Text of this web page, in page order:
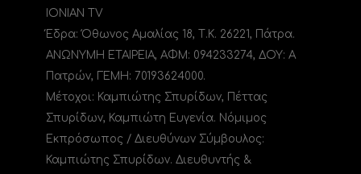
IONIAN TV
Έδρα: Όθωνος Αμαλίας 18, Τ.Κ. 26221, Πάτρα.
ΑΝΩΝΥΜΗ ΕΤΑΙΡΕΙΑ, ΑΦΜ: 094233274, ΔΟΥ: A
Πατρών, ΓΕΜΗ: 70193624000.
Μέτοχοι: Καμπιώτης Σπυρίδων, Πέττας
Σπυρίδων, Καμπιώτη Ευγενία. Νόμιμος
Εκπρόσωπος / Διευθύνων Σύμβουλος:
Καμπιώτης Σπυρίδων. Διευθυντής &